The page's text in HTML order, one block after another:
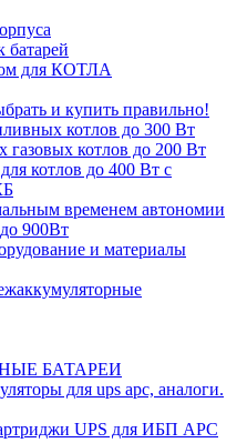
для КОТЛА
и купить правильно!
котлов до 300 Вт
газовых котлов до 200 Вт
котлов до 400 Вт с
временем автономии
900Вт
и материалы
БАТАРЕИ
для ups apc, аналоги.
UPS для ИБП APC